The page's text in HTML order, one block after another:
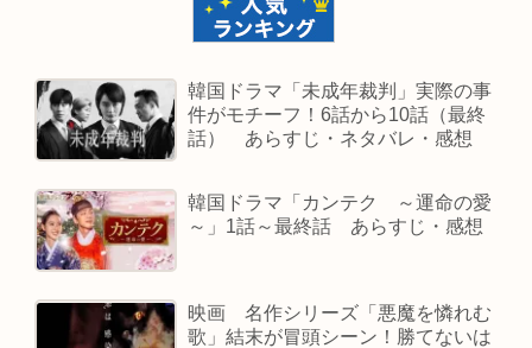
韓国ドラマ「未成年裁判」実際の事
件がモチーフ！6話から10話（最終
話） あらすじ・ネタバレ・感想
韓国ドラマ「カンテク ～運命の愛
～」1話～最終話 あらすじ・感想
映画 名作シリーズ「悪魔を憐れむ
歌」結末が冒頭シーン！勝てないは